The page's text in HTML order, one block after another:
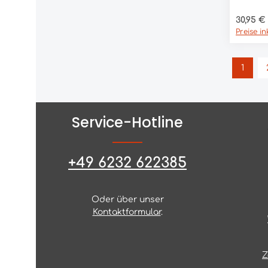
30,95 €
Preise
Seite
1
Service-Hotline
+49 6232 622385
Oder über unser
Kontaktformular.